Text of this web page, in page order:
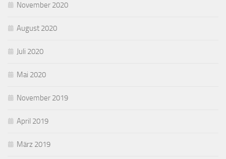
November 2020
August 2020
Juli 2020
Mai 2020
November 2019
April 2019
März 2019